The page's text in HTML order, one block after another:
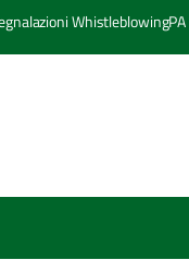
WhistleblowingPA